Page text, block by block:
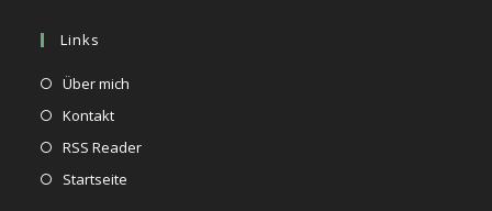
Links
Über mich
KontaktOpens
in
RSS ReaderOpens
Startseite